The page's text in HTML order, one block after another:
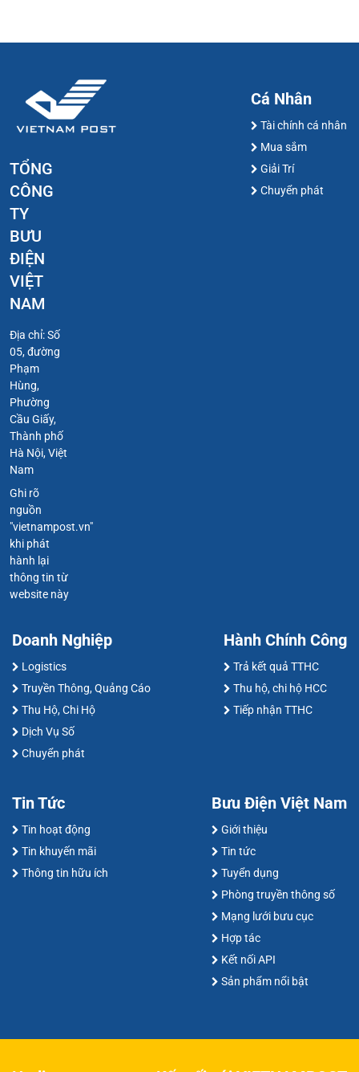
TỔNG
CÔNG
TY
BƯU
ĐIỆN
VIỆT
NAM
Địa chỉ: Số
05, đường
Phạm
Hùng,
Phường
Cầu Giấy,
Thành phố
Hà Nội, Việt
Nam
Ghi rõ
nguồn
"vietnampost.vn"
khi phát
hành lại
thông tin từ
website này
Cá Nhân
Tài chính cá nhân
Mua sắm
Giải Trí
Chuyển phát
Doanh Nghiệp
Logistics
Truyền Thông, Quảng Cáo
Thu Hộ, Chi Hộ
Dịch Vụ Số
Chuyển phát
Hành Chính Công
Trả kết quả TTHC
Thu hộ, chi hộ HCC
Tiếp nhận TTHC
Tin Tức
Tin hoạt động
Tin khuyến mãi
Thông tin hữu ích
Bưu Điện Việt Nam
Giới thiệu
Tin tức
Tuyển dụng
Phòng truyền thông số
Mạng lưới bưu cục
Hợp tác
Kết nối API
Sản phẩm nổi bật